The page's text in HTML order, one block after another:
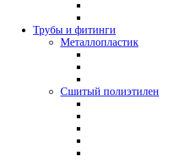
Трубы и фитинги
Металлопластик
Сшитый полиэтилен